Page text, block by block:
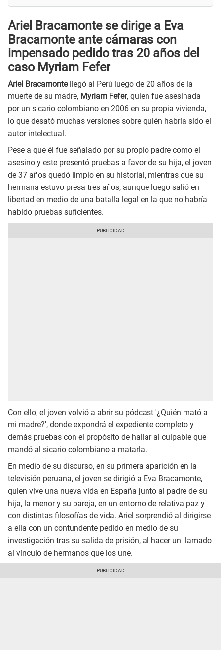
Ariel Bracamonte se dirige a Eva
Bracamonte ante cámaras con
impensado pedido tras 20 años del
caso Myriam Fefer
Ariel Bracamontellegó al Perú luego de 20 años de la
muerte de su madre, Myriam Fefer, quien fue asesinada
por un sicario colombiano en 2006 en su propia vivienda,
lo que desató muchas versiones sobre quién habría sido el
autor intelectual.
Pese a que él fue señalado por su propio padre como el
asesino y este presentó pruebas a favor de su hija, el joven
de 37 años quedó limpio en su historial, mientras que su
hermana estuvo presa tres años, aunque luego salió en
libertad en medio de una batalla legal en la que no habría
habido pruebas suficientes.
Con ello, el joven volvió a abrir su pódcast '¿Quién mató a
mi madre?', donde expondrá el expediente completo y
demás pruebas con el propósito de hallar al culpable que
mandó al sicario colombiano a matarla.
En medio de su discurso, en su primera aparición en la
televisión peruana, el joven se dirigió a Eva Bracamonte,
quien vive una nueva vida en España junto al padre de su
hija, la menor y su pareja, en un entorno de relativa paz y
con distintas filosofías de vida. Ariel sorprendió al dirigirse
a ella con un contundente pedido en medio de su
investigación tras su salida de prisión, al hacer un llamado
al vínculo de hermanos que los une.